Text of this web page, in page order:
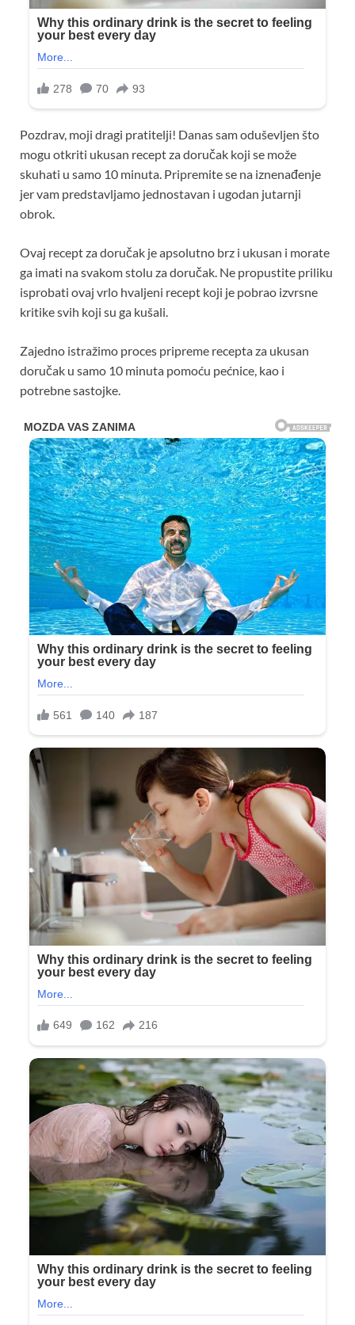
Pozdrav, moji dragi pratitelji! Danas sam oduševljen što
mogu otkriti ukusan recept za doručak koji se može
skuhati u samo 10 minuta. Pripremite se na iznenađenje
jer vam predstavljamo jednostavan i ugodan jutarnji
obrok.
Ovaj recept za doručak je apsolutno brz i ukusan i morate
ga imati na svakom stolu za doručak. Ne propustite priliku
isprobati ovaj vrlo hvaljeni recept koji je pobrao izvrsne
kritike svih koji su ga kušali.
Zajedno istražimo proces pripreme recepta za ukusan
doručak u samo 10 minuta pomoću pećnice, kao i
potrebne sastojke.